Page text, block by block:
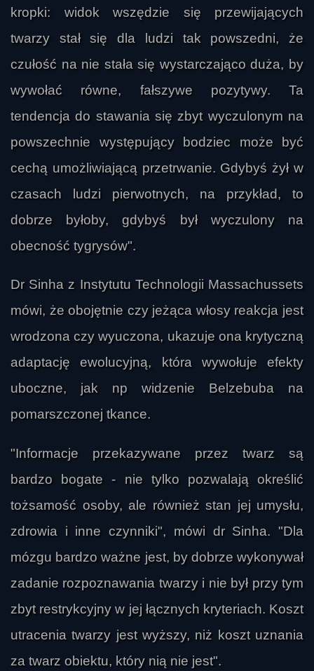
kropki: widok wszędzie się przewijających
twarzy stał się dla ludzi tak powszedni, że
czułość na nie stała się wystarczająco duża, by
wywołać równe, fałszywe pozytywy. Ta
tendencja do stawania się zbyt wyczulonym na
powszechnie występujący bodziec może być
cechą umożliwiającą przetrwanie. Gdybyś żył w
czasach ludzi pierwotnych, na przykład, to
dobrze byłoby, gdybyś był wyczulony na
obecność tygrysów".
Dr Sinha z Instytutu Technologii Massachussets
mówi, że obojętnie czy jeżąca włosy reakcja jest
wrodzona czy wyuczona, ukazuje ona krytyczną
adaptację ewolucyjną, która wywołuje efekty
uboczne, jak np widzenie Belzebuba na
pomarszczonej tkance.
"Informacje przekazywane przez twarz są
bardzo bogate - nie tylko pozwalają określić
tożsamość osoby, ale również stan jej umysłu,
zdrowia i inne czynniki", mówi dr Sinha. "Dla
mózgu bardzo ważne jest, by dobrze wykonywał
zadanie rozpoznawania twarzy i nie był przy tym
zbyt restrykcyjny w jej łącznych kryteriach. Koszt
utracenia twarzy jest wyższy, niż koszt uznania
za twarz obiektu, który nią nie jest".
Bobos